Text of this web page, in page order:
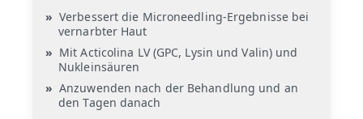
Verbessert die Microneedling-Ergebnisse bei
vernarbter Haut
Mit Acticolina LV (GPC, Lysin und Valin) und
Nukleinsäuren
Anzuwenden nach der Behandlung und an
den Tagen danach